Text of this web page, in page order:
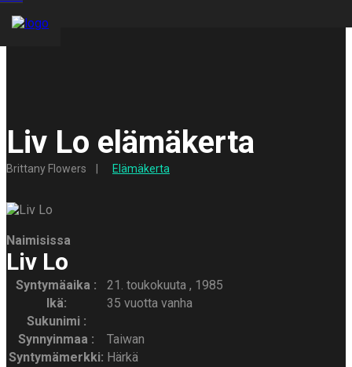
Liv Lo elämäkerta
Brittany Flowers Elämäkerta
Naimisissa
Liv Lo
Syntymäaika :
21. toukokuuta , 1985
Ikä:
35 vuotta vanha
Sukunimi :
Synnyinmaa :
Taiwan
Syntymämerkki: Härkä